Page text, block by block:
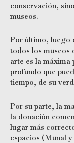
conservación,
museos.
Por último, luego
todos los museos
arte es la máxima
profundo que
tiempo, de su
Por su parte, la
la donación
lugar más
espacios (Munal